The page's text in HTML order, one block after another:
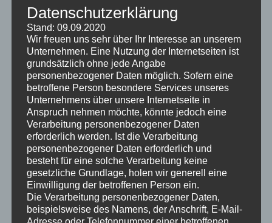
anbieten. Sie verfügen über umfangreiche Erfahrung
und hochpräzise Referenzgeräte, die für die
Kalibrierung von Geräten verschiedener Branchen und
Anwendungen eingesetzt werden. Der
Kalibrierungsprozess beinhaltet in der Regel folgende
Schritte:
Überprüfung der Gerätespezifikationen und -
anforderungen
Auswahl geeigneter Referenzstandards und
Kalibrierungsmethoden
Durchführung der Kalibrierung und Erfassung der
Messergebnisse
Vergleich der Messwerte mit den
Referenzstandards und Ermittlung von
Datenschutzerklärung
Stand: 09.09.2020
Wir freuen uns sehr über Ihr Interesse an unserem
Unternehmen. Eine Nutzung der Internetseiten ist
grundsätzlich ohne jede Angabe
personenbezogener Daten möglich. Sofern eine
betroffene Person besondere Services unseres
Unternehmens über unsere Internetseite in
Anspruch nehmen möchte, könnte jedoch eine
Verarbeitung personenbezogener Daten
erforderlich werden. Ist die Verarbeitung
personenbezogener Daten erforderlich und
besteht für eine solche Verarbeitung keine
gesetzliche Grundlage, holen wir generell eine
Einwilligung der betroffenen Person ein.
Die Verarbeitung personenbezogener Daten,
beispielsweise des Namens, der Anschrift, E-Mail-